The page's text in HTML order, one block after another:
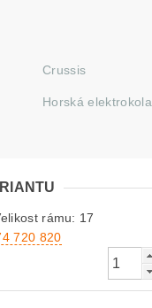
Crussis
Horská elektrokola
rámu: 17
720 820